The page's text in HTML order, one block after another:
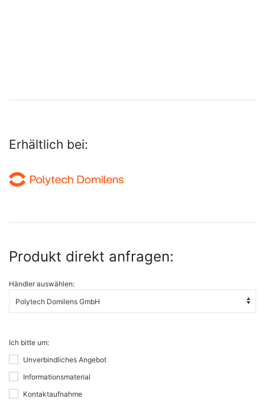
Erhältlich bei:
Produkt direkt anfragen:
Händler auswählen:
Ich bitte um:
Unverbindliches Angebot
Informationsmaterial
Kontaktaufnahme